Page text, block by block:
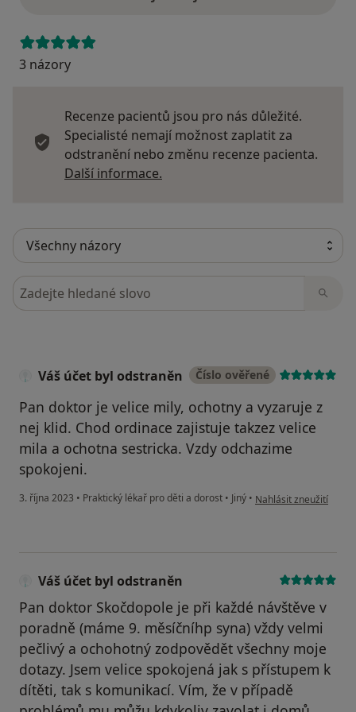
3 názory
Recenze pacientů jsou pro nás důležité.
Specialisté nemají možnost zaplatit za
odstranění nebo změnu recenze pacienta.
Další informace.
Hledejte v názorech
Váš účet byl odstraněn Číslo ověřené
Pan doktor je velice mily, ochotny a vyzaruje z
nej klid. Chod ordinace zajistuje takzez velice
mila a ochotna sestricka. Vzdy odchazime
spokojeni.
3. října 2023 • Praktický lékař pro děti a dorost • Jiný • podle názoru
Nahlásit zneužití
Váš účet byl odstraněn
Pan doktor Skočdopole je při každé návštěve v
poradně (máme 9. měsíčníhp syna) vždy velmi
pečlivý a ochohotný zodpovědět všechny moje
dotazy. Jsem velice spokojená jak s přístupem k
dítěti, tak s komunikací. Vím, že v případě